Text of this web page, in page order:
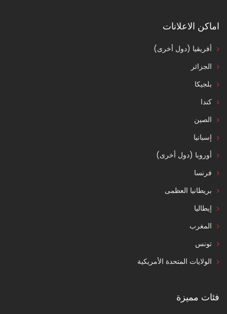
اماكن الاعلانات
أفريقيا (دول أخرى)
الجزائر
بلجيكا
كندا
الصين
إسبانيا
أوروبا (دول أخرى)
فرنسا
بريطانيا العظمى
إيطاليا
المغرب
تونس
الولايات المتحدة الأمريكية
فئات مميزة